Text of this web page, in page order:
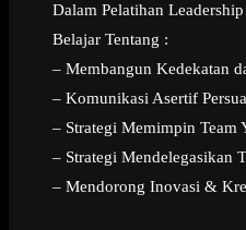
Dalam Pelatihan
Belajar Tentang :
– Membangun Kedekatan
– Komunikasi Asertif
– Strategi Memimpin Team
– Strategi Mendelegasikan
– Mendorong Inovasi &